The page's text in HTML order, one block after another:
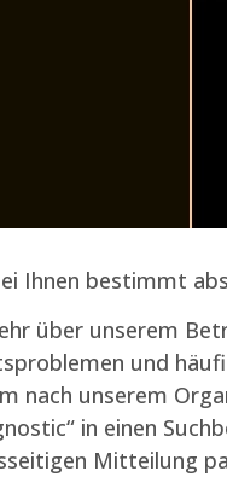
Ihnen bestimmt
über unserem
und
unserem
in einen
Mitteilung